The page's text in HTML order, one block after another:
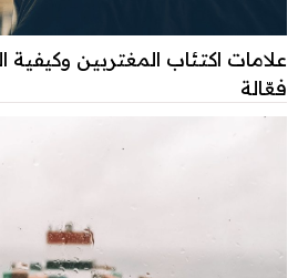
علامات اكتئاب المغتربين
فعّالة